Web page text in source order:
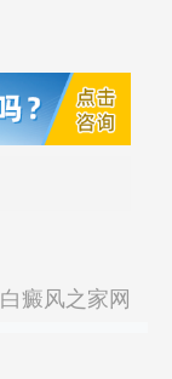
白癜风之家网